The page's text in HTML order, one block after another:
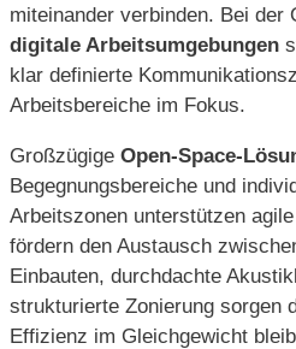
miteinander verbinden. Bei der
digitale Arbeitsumgebungen
klar definierte
Arbeitsbereiche im Fokus.
Großzügige Open-Space-
Begegnungsbereiche und
Arbeitszonen unterstützen
fördern den Austausch
Einbauten, durchdachte
strukturierte Zonierung sorgen
Effizienz im Gleichgewicht